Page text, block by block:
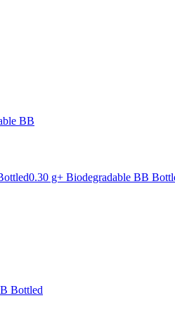
BB
0.30 g+ Biodegradable BB
Bottled